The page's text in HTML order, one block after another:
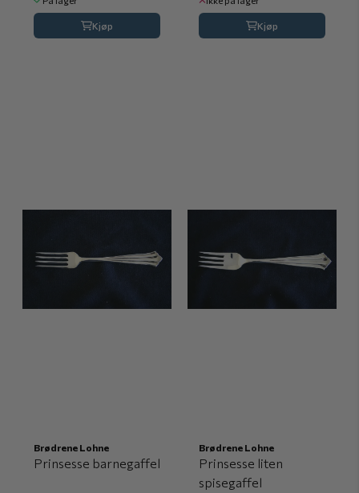
Kjøp Kjøp
Brødrene Lohne
Prinsesse barnegaffel
Brødrene Lohne
Prinsesse liten
spisegaffel